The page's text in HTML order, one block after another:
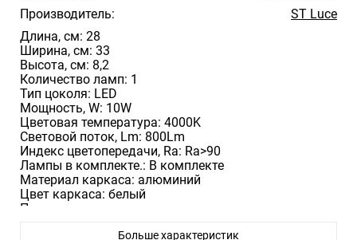
Производитель:
ST Luce
Длина, см: 28
Ширина, см: 33
Высота, см: 8,2
Количество ламп: 1
Тип цоколя: LED
Мощность, W: 10W
Цветовая температура: 4000K
Световой поток, Lm: 800Lm
Индекс цветопередачи, Ra: Ra>90
Лампы в комплекте.: В комплекте
Материал каркаса: алюминий
Цвет каркаса: белый
Поверхность каркаса: матовая
Больше характеристик